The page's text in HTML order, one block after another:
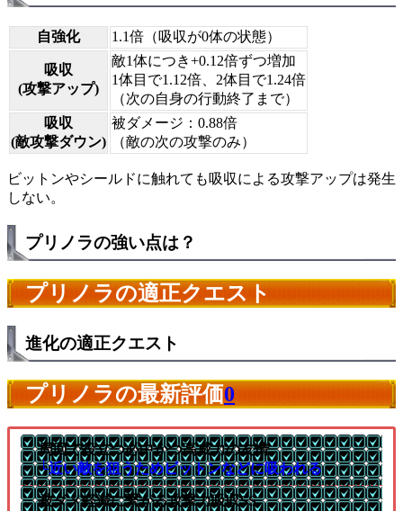
自強化 1.1倍（吸収が0体の状態）
吸収
(攻撃アップ)
敵1体につき+0.12倍ずつ増加
1体目で1.12倍、2体目で1.24倍
（次の自身の行動終了まで）
吸収
(敵攻撃ダウン)
被ダメージ：0.88倍
（敵の次の攻撃のみ）
ビットンやシールドに触れても吸収による攻撃アップは発生
しない。
プリノラの強い点は？
プリノラの適正クエスト
進化の適正クエスト
プリノラの最新評価0
周回で役立つ必中かつ高威力の友情
└近い敵を狙うためビットンなどに吸われる
被ダメ軽減に繋がる攻撃力吸収SS